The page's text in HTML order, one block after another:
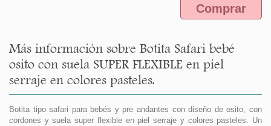
Comprar
Más información sobre Botita Safari bebé
osito con suela SUPER FLEXIBLE en piel
serraje en colores pasteles.
Botita tipo safari para bebés y pre andantes con diseño de osito, con
cordones y suela super flexible en piel serraje y colores pasteles. Un